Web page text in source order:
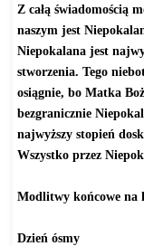
Z całą świadomością
naszym jest
Niepokalana jest
stworzenia. Tego
osiągnie, bo Matka
bezgranicznie
najwyższy stopień
Wszystko przez
Modlitwy końcowe na
Dzień ósmy